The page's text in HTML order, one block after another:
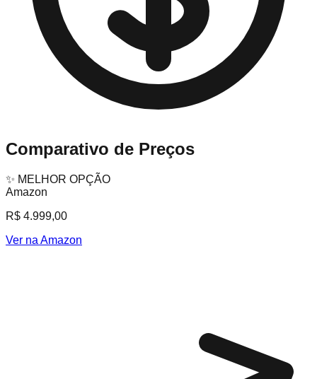
Comparativo de Preços
✨ MELHOR OPÇÃO
Amazon
R$ 4.999,00
Ver na Amazon